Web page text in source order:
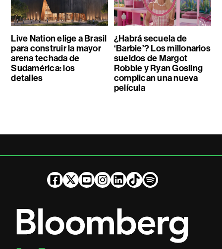
Live Nation elige a Brasil
para construir la mayor
arena techada de
Sudamérica: los
detalles
¿Habrá secuela de
‘Barbie’? Los millonarios
sueldos de Margot
Robbie y Ryan Gosling
complican una nueva
película